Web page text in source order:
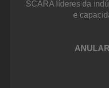
SCARA líderes da
e